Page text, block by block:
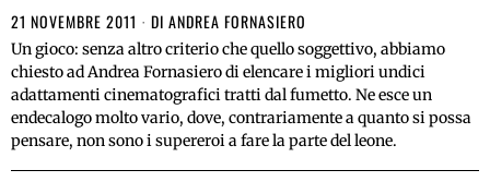
21 NOVEMBRE 2011 DI ANDREA FORNASIERO
Un gioco: senza altro criterio che quello soggettivo, abbiamo
chiesto ad Andrea Fornasiero di elencare i migliori undici
adattamenti cinematografici tratti dal fumetto. Ne esce un
endecalogo molto vario, dove, contrariamente a quanto si possa
pensare, non sono i supereroi a fare la parte del leone.